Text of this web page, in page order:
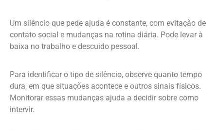
Um silêncio que pede ajuda é constante, com evitação de
contato social e mudanças na rotina diária. Pode levar à
baixa no trabalho e descuido pessoal.
Para identificar o tipo de silêncio, observe quanto tempo
dura, em que situações acontece e outros sinais físicos.
Monitorar essas mudanças ajuda a decidir sobre como
intervir.